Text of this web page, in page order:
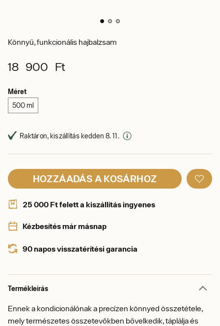
Könnyű, funkcionális hajbalzsam
18 900 Ft
Méret
500 ml
Raktáron, kiszállítás kedden 8. 11.
HOZZÁADÁS A KOSÁRHOZ
25 000 Ft felett a kiszállítás ingyenes
Kézbesítés már másnap
90 napos visszatérítési garancia
Termékleírás
Ennek a kondicionálónak a precízen könnyed összetétele,
mely természetes összetevőkben bővelkedik, táplálja és